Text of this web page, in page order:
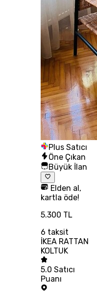
Plus Satıcı
Öne Çıkan
Büyük İlan
Elden al,
kartla öde!
5.300 TL
6 taksit
İKEA RATTAN
KOLTUK
5.0 Satıcı
Puanı